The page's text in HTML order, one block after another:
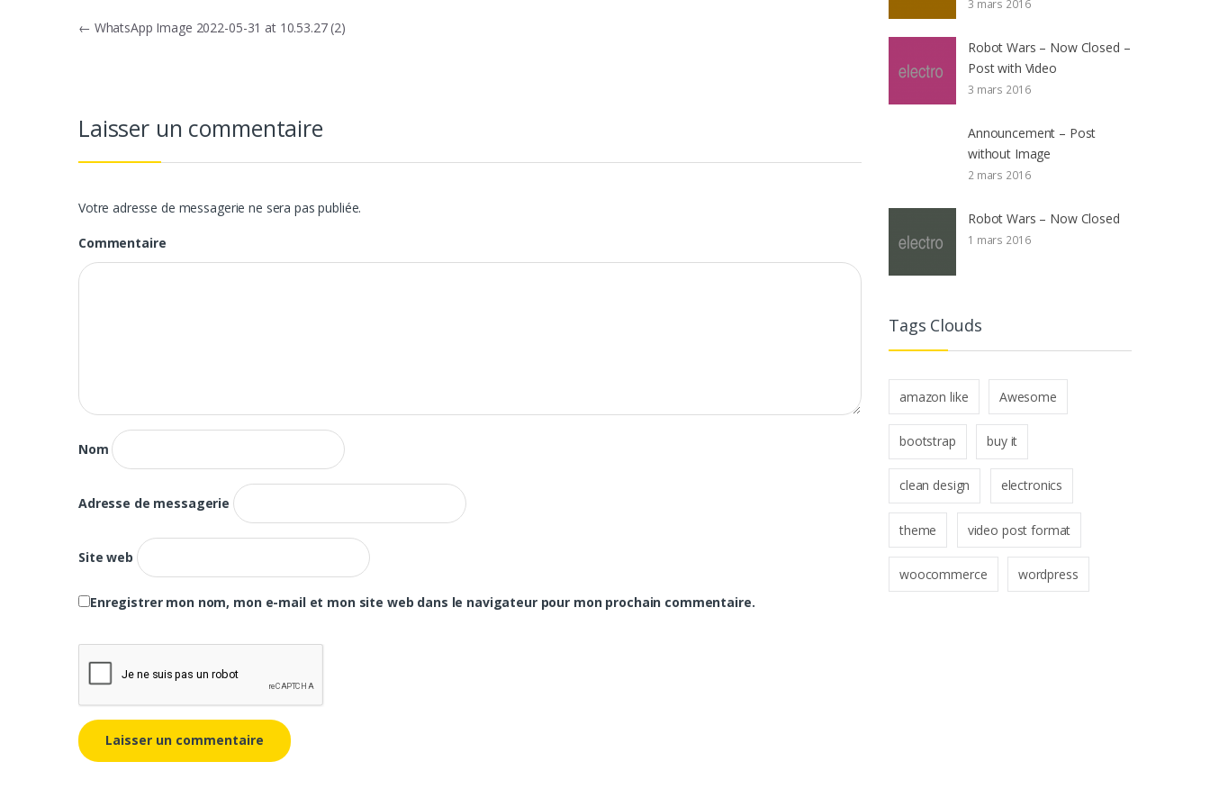
Navigation
← WhatsApp Image 2022-05-31 at 10.53.27 (2)
Laisser un commentaire
Votre adresse de messagerie ne sera pas publiée.
Commentaire
Nom
Adresse de messagerie
Site web
Enregistrer mon nom, mon e-mail et mon site web dans le navigateur pour mon prochain commentaire.
3 mars 2016
Robot Wars – Now Closed –
Post with Video
3 mars 2016
Announcement – Post
without Image
2 mars 2016
Robot Wars – Now Closed
1 mars 2016
Tags Clouds
amazon like Awesome
bootstrap buy it
clean design electronics
theme video post format
woocommerce wordpress